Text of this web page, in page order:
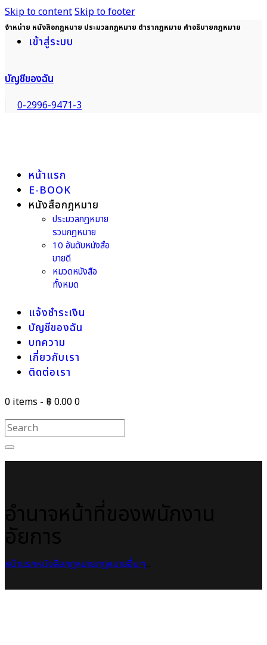
Skip to contentSkip to footer
จำหน่าย หนังสือกฎหมาย ประมวลกฎหมาย ตำรากฎหมาย คำอธิบายกฎหมาย
เข้าสู่ระบบ
บัญชีของฉัน
0-2996-9471-3
หน้าแรก
E-BOOK
หนังสือกฎหมาย
ประมวลกฎหมาย
รวมกฎหมาย
10 อันดับหนังสือ
ขายดี
หมวดหนังสือ
ทั้งหมด
แจ้งชำระเงิน
บัญชีของฉัน
บทความ
เกี่ยวกับเรา
ติดต่อเรา
0 items - ฿ 0.000
หน้าแรกหนังสือกฎหมายกฎหมายอื่นๆ